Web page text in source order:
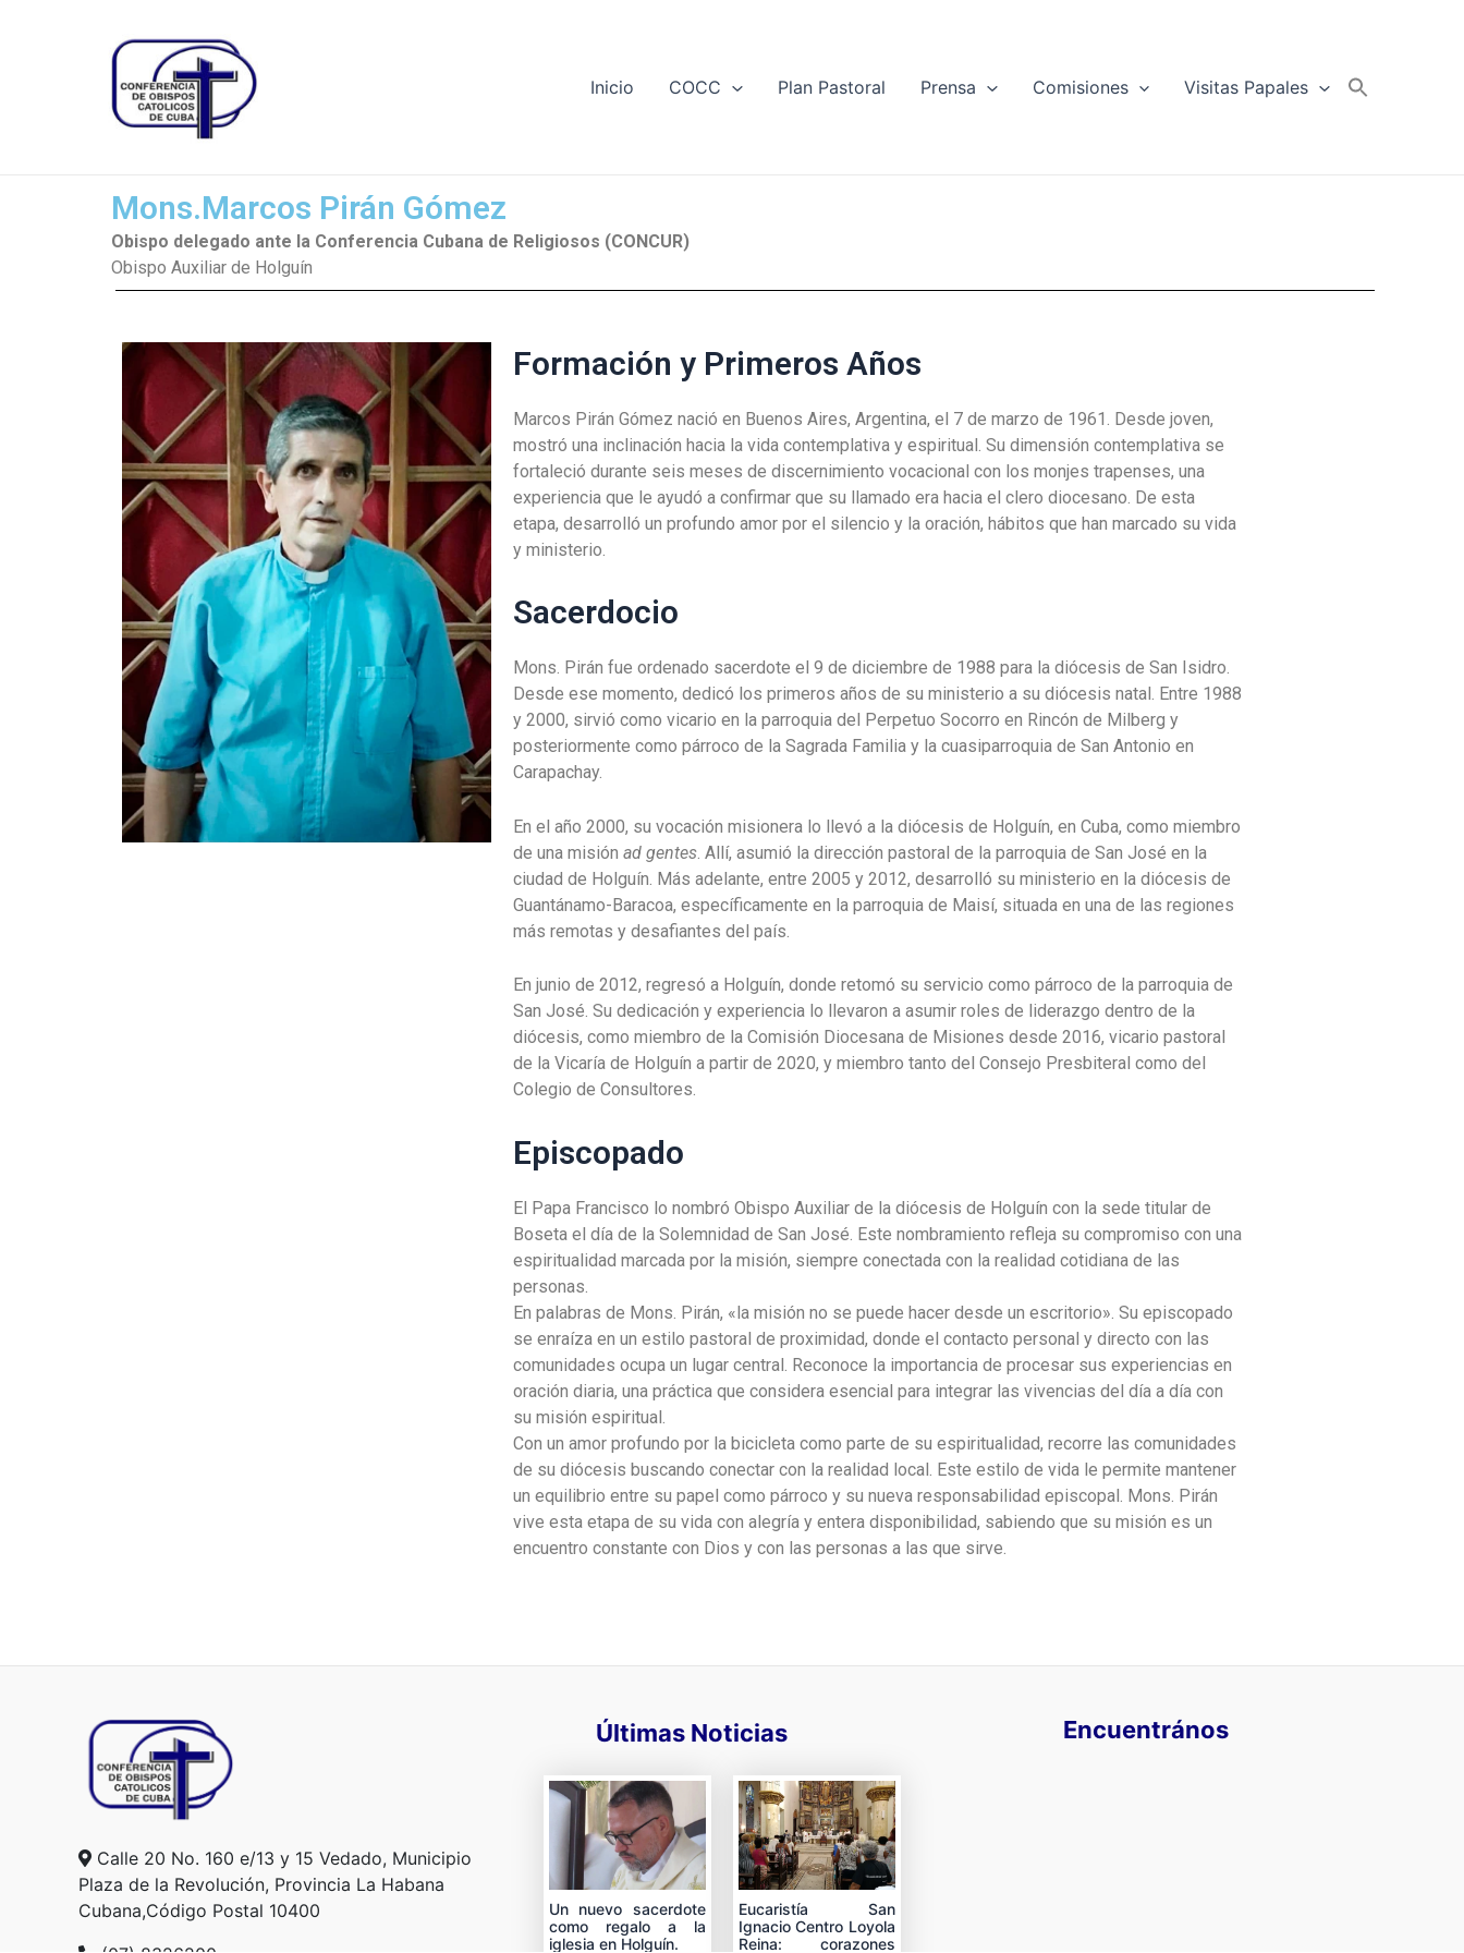
Inicio
COCC Plan Pastoral Prensa Comisiones Visitas Papales
Mons.Marcos Pirán Gómez
Obispo delegado ante la Conferencia Cubana de Religiosos (CONCUR)
Obispo Auxiliar de Holguín
Formación y Primeros Años
Marcos Pirán Gómez nació en Buenos Aires, Argentina, el 7 de marzo de 1961. Desde joven,
mostró una inclinación hacia la vida contemplativa y espiritual. Su dimensión contemplativa se
fortaleció durante seis meses de discernimiento vocacional con los monjes trapenses, una
experiencia que le ayudó a confirmar que su llamado era hacia el clero diocesano. De esta
etapa, desarrolló un profundo amor por el silencio y la oración, hábitos que han marcado su vida
y ministerio.
Sacerdocio
Mons. Pirán fue ordenado sacerdote el 9 de diciembre de 1988 para la diócesis de San Isidro.
Desde ese momento, dedicó los primeros años de su ministerio a su diócesis natal. Entre 1988
y 2000, sirvió como vicario en la parroquia del Perpetuo Socorro en Rincón de Milberg y
posteriormente como párroco de la Sagrada Familia y la cuasiparroquia de San Antonio en
Carapachay.
En el año 2000, su vocación misionera lo llevó a la diócesis de Holguín, en Cuba, como miembro
de una misión ad gentes. Allí, asumió la dirección pastoral de la parroquia de San José en la
ciudad de Holguín. Más adelante, entre 2005 y 2012, desarrolló su ministerio en la diócesis de
Guantánamo-Baracoa, específicamente en la parroquia de Maisí, situada en una de las regiones
más remotas y desafiantes del país.
En junio de 2012, regresó a Holguín, donde retomó su servicio como párroco de la parroquia de
San José. Su dedicación y experiencia lo llevaron a asumir roles de liderazgo dentro de la
diócesis, como miembro de la Comisión Diocesana de Misiones desde 2016, vicario pastoral
de la Vicaría de Holguín a partir de 2020, y miembro tanto del Consejo Presbiteral como del
Colegio de Consultores.
Episcopado
El Papa Francisco lo nombró Obispo Auxiliar de la diócesis de Holguín con la sede titular de
Boseta el día de la Solemnidad de San José. Este nombramiento refleja su compromiso con una
espiritualidad marcada por la misión, siempre conectada con la realidad cotidiana de las
personas.
En palabras de Mons. Pirán, «la misión no se puede hacer desde un escritorio». Su episcopado
se enraíza en un estilo pastoral de proximidad, donde el contacto personal y directo con las
comunidades ocupa un lugar central. Reconoce la importancia de procesar sus experiencias en
oración diaria, una práctica que considera esencial para integrar las vivencias del día a día con
su misión espiritual.
Con un amor profundo por la bicicleta como parte de su espiritualidad, recorre las comunidades
de su diócesis buscando conectar con la realidad local. Este estilo de vida le permite mantener
un equilibrio entre su papel como párroco y su nueva responsabilidad episcopal. Mons. Pirán
vive esta etapa de su vida con alegría y entera disponibilidad, sabiendo que su misión es un
encuentro constante con Dios y con las personas a las que sirve.
Calle 20 No. 160 e/13 y 15 Vedado, Municipio
Plaza de la Revolución, Provincia La Habana
Cubana,Código Postal 10400
Últimas Noticias
Un nuevo sacerdote
como regalo a la
iglesia en Holguín.
Eucaristía San
Ignacio Centro Loyola
Reina: corazones
Encuentrános